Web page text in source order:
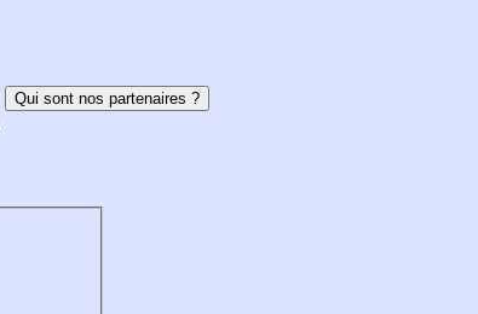
Qui sont nos partenaires ?